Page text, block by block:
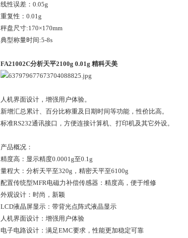
线性误差：0.05g
重复性：0.01g
秤盘尺寸:170×170mm
典型称量时间:5-8s
FA21002C分析天平2100g 0.01g 精科天美
人机界面设计，增强用户体验。
新增汇总累计、百分比称重及日期时间等功能，性价比高。
标准RS232通讯接口，方便连接计算机、打印机及其它外设。
产品概况：
精度高：显示精度0.0001g至0.1g
量程大：分析天平至320g，精密天平至6100g
配置传统型MFR电磁力补偿传感器：精度高，便于维修
外观设计：时尚，新颖
LCD液晶屏显示：带背光点阵式液晶显示
人机界面设计：增强用户体验
电子电路设计：满足EMC要求，性能更加稳定可靠